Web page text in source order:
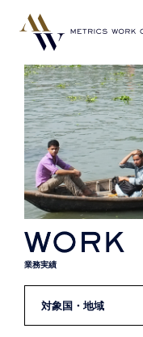
業務実績